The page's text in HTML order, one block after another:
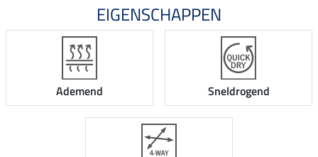
EIGENSCHAPPEN
Ademend Sneldrogend